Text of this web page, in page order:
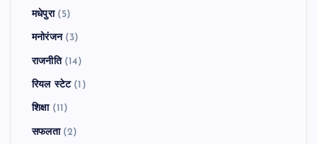
मधेपुरा(5)
मनोरंजन(3)
राजनीति(14)
रियल स्टेट(1)
शिक्षा(11)
सफलता(2)